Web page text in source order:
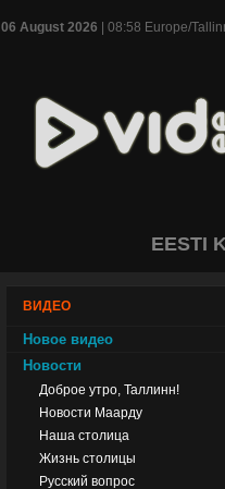
06 August 2026 | 08:58 Europe/
EESTI
ВИДЕО
Новое видео
Новости
Доброе утро, Таллинн!
Новости Маарду
Наша столица
Жизнь столицы
Русский вопрос